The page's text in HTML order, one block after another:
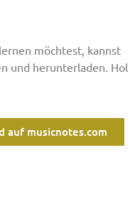
möchtest, kannst
und herunterladen. Hol
auf musicnotes.com